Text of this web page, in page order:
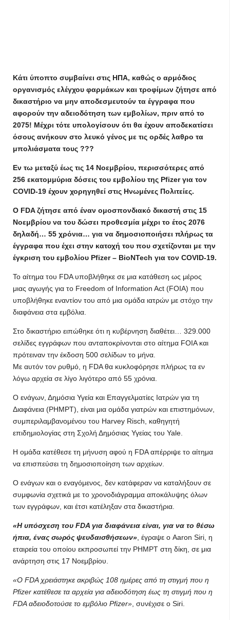
Κάτι ύποπτο συμβαίνει στις ΗΠΑ, καθώς ο αρμόδιος
οργανισμός ελέγχου φαρμάκων και τροφίμων ζήτησε από
δικαστήριο να μην αποδεσμευτούν τα έγγραφα που
αφορούν την αδειοδότηση των εμβολίων, πριν από το
2075! Μέχρι τότε υπολογίσουν ότι θα έχουν αποδεκατίσει
όσους ανήκουν στο λευκό γένος με τις ορδές λαθρο τα
μπολιάσματα τους ???
Eν τω μεταξύ έως τις 14 Νοεμβρίου, περισσότερες από
256 εκατομμύρια δόσεις του εμβολίου της Pfizer για τον
COVID-19 έχουν χορηγηθεί στις Ηνωμένες Πολιτείες.
Ο FDA ζήτησε από έναν ομοσπονδιακό δικαστή στις 15
Νοεμβρίου να του δώσει προθεσμία μέχρι το έτος 2076
δηλαδή… 55 χρόνια… για να δημοσιοποιήσει πλήρως τα
έγγραφα που έχει στην κατοχή του που σχετίζονται με την
έγκριση του εμβολίου Pfizer – BioNTech για τον COVID-19.
Το αίτημα του FDA υποβλήθηκε σε μια κατάθεση ως μέρος
μιας αγωγής για το Freedom of Information Act (FOIA) που
υποβλήθηκε εναντίον του από μια ομάδα ιατρών με στόχο την
διαφάνεια στα εμβόλια.
Στο δικαστήριο ειπώθηκε ότι η κυβέρνηση διαθέτει… 329.000
σελίδες εγγράφων που ανταποκρίνονται στο αίτημα FOIA και
πρότειναν την έκδοση 500 σελίδων το μήνα.
Με αυτόν τον ρυθμό, η FDA θα κυκλοφόρησε πλήρως τα εν
λόγω αρχεία σε λίγο λιγότερο από 55 χρόνια.
Ο ενάγων, Δημόσια Υγεία και Επαγγελματίες Ιατρών για τη
Διαφάνεια (PHMPT), είναι μια ομάδα γιατρών και επιστημόνων,
συμπεριλαμβανομένου του Harvey Risch, καθηγητή
επιδημιολογίας στη Σχολή Δημόσιας Υγείας του Yale.
Η ομάδα κατέθεσε τη μήνυση αφού η FDA απέρριψε το αίτημα
να επισπεύσει τη δημοσιοποίηση των αρχείων.
Ο ενάγων και ο εναγόμενος, δεν κατάφεραν να καταλήξουν σε
συμφωνία σχετικά με το χρονοδιάγραμμα αποκάλυψης όλων
των εγγράφων, και έτσι κατέληξαν στα δικαστήρια.
«Η υπόσχεση του FDA για διαφάνεια είναι, για να το θέσω
ήπια, ένας σωρός ψευδαισθήσεων» , έγραψε ο Aaron Siri, η
εταιρεία του οποίου εκπροσωπεί την PHMPT στη δίκη, σε μια
ανάρτηση στις 17 Νοεμβρίου.
«Ο FDA χρειάστηκε ακριβώς 108 ημέρες από τη στιγμή που η
Pfizer κατέθεσε τα αρχεία για αδειοδότηση έως τη στιγμή που η
FDA αδειοδοτούσε το εμβόλιο Pfizer» , συνέχισε ο Siri.